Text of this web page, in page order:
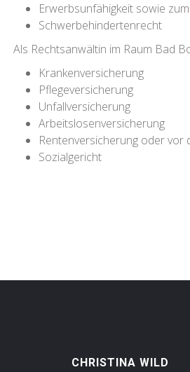
Erwerbsunfähigkeit sowie zum
Schwerbehindertenrecht
Als Rechtsanwältin im Raum Bad
Krankenversicherung
Pflegeversicherung
Unfallversicherung
Arbeitslosenversicherung
Rentenversicherung oder vor
Sozialgericht
CHRISTINA WILD